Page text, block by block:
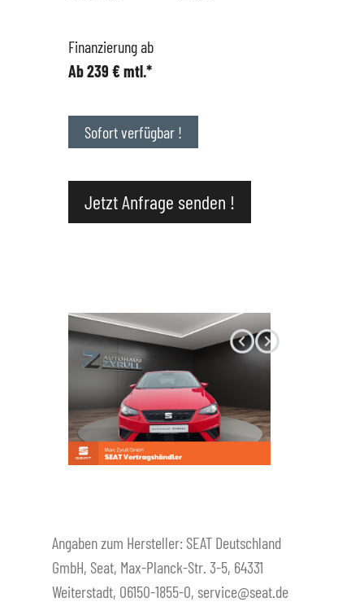
VW Nutzfahrzeugservice
SKODA Service
Unternehmen
Wir kaufen Dein Auto
Impressum
Finanzierung ab
Ab 239 € mtl.*
Sofort verfügbar !
Jetzt Anfrage senden !
Angaben zum Hersteller: SEAT Deutschland
GmbH, Seat, Max-Planck-Str. 3-5, 64331
Weiterstadt, 06150-1855-0, service@seat.de